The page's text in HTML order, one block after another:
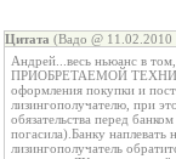
Цитата (Вадо @ 11.02.2010
Андрей...весь ньюанс в
ПРИОБРЕТАЕМОЙ
оформления покупки и
лизингополучателю, при
обязательства перед
погасила).Банку наплевать
лизингополучатель